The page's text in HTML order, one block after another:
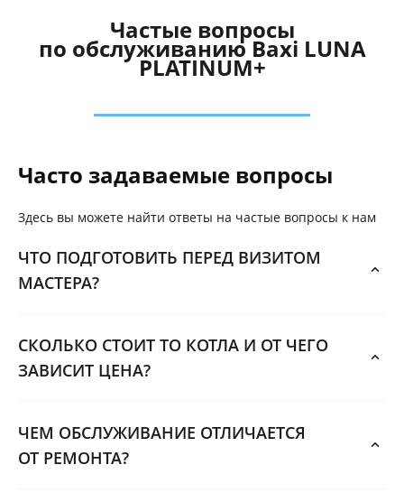
Частые вопросы
по обслуживанию Baxi LUNA
PLATINUM+
Часто задаваемые вопросы
Здесь вы можете найти ответы на частые вопросы к нам
ЧТО ПОДГОТОВИТЬ ПЕРЕД ВИЗИТОМ
МАСТЕРА?
СКОЛЬКО СТОИТ ТО КОТЛА И ОТ ЧЕГО
ЗАВИСИТ ЦЕНА?
ЧЕМ ОБСЛУЖИВАНИЕ ОТЛИЧАЕТСЯ
ОТ РЕМОНТА?